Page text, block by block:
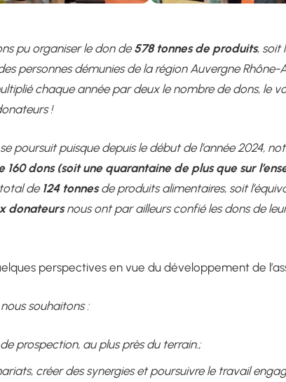
pu organiser le don de578 tonnes de produits, soit
personnes démunies de la région Auvergne Rhône-
chaque année par deux le nombre de dons, le
!
poursuit puisque depuis le début de l’année 2024,
160 dons (soit une quarantaine de plus que sur
de124 tonnesde produits alimentaires, soit
donateursnous ont par ailleurs confié les dons de
perspectives en vue du développement de
souhaitons :
prospection, au plus près du terrain.;
créer des synergies et poursuivre le travail